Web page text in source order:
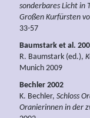
sonderbares Licht in
Großen Kurfürsten
33-57
Baumstark et al.
R. Baumstark (ed.),
Munich 2009
Bechler 2002
K. Bechler, Schloss
Oranierinnen in der